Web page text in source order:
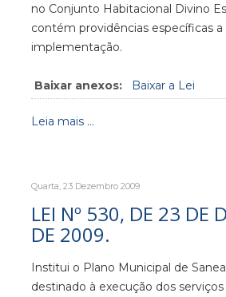
no Conjunto Habitacional Divino
contém providências específicas a
implementação.
Baixar anexos: Baixar a Lei
Leia mais ...
Quarta, 23 Dezembro 2009
LEI Nº 530, DE 23 DE
DE 2009.
Institui o Plano Municipal de
destinado à execução dos serviços